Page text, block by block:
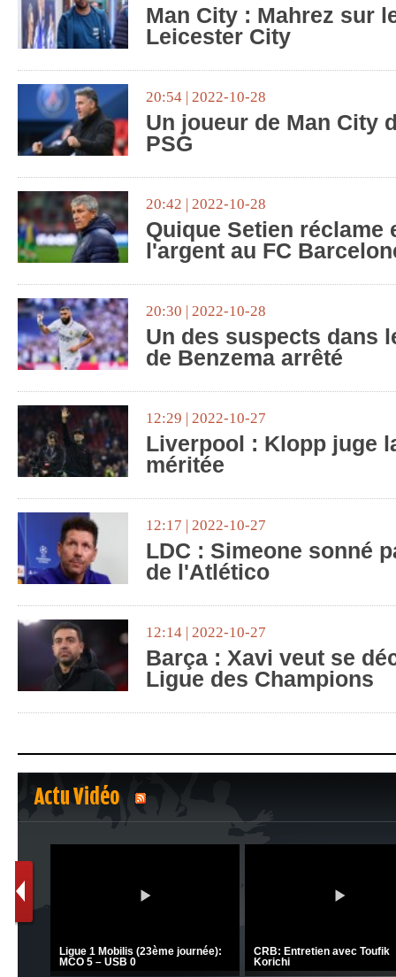
Man City : Mahrez sur
Leicester City
20:54 | 2022-10-28
Un joueur de Man City
PSG
20:42 | 2022-10-28
Quique Setien réclame
l'argent au FC
20:30 | 2022-10-28
Un des suspects dans
de Benzema arrêté
12:29 | 2022-10-27
Liverpool : Klopp juge
méritée
12:17 | 2022-10-27
LDC : Simeone sonné
de l'Atlético
12:14 | 2022-10-27
Barça : Xavi veut se
Ligue des Champions
Actu Vidéo
1 2
CRB: Entretien avec Toufik
Korichi
Ligue 1 Mobilis (23ème journée):
MCO 5 – USB 0